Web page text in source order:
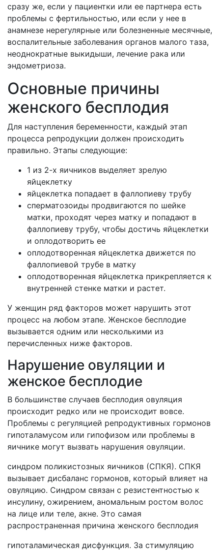
сразу же, если у пациентки или ее партнера есть
проблемы с фертильностью, или если у нее в
анамнезе нерегулярные или болезненные месячные,
воспалительные заболевания органов малого таза,
неоднократные выкидыши, лечение рака или
эндометриоза.
Основные причины
женского бесплодия
Для наступления беременности, каждый этап
процесса репродукции должен происходить
правильно. Этапы следующие:
1 из 2-х яичников выделяет зрелую
яйцеклетку
яйцеклетка попадает в фаллопиеву трубу
сперматозоиды продвигаются по шейке
матки, проходят через матку и попадают в
фаллопиеву трубу, чтобы достичь яйцеклетки
и оплодотворить ее
оплодотворенная яйцеклетка движется по
фаллопиевой трубе в матку
оплодотворенная яйцеклетка прикрепляется к
внутренней стенке матки и растет.
У женщин ряд факторов может нарушить этот
процесс на любом этапе. Женское бесплодие
вызывается одним или несколькими из
перечисленных ниже факторов.
Нарушение овуляции и
женское бесплодие
В большинстве случаев бесплодия овуляция
происходит редко или не происходит вовсе.
Проблемы с регуляцией репродуктивных гормонов
гипоталамусом или гипофизом или проблемы в
яичнике могут вызвать нарушения овуляции.
синдром поликистозных яичников (СПКЯ). СПКЯ
вызывает дисбаланс гормонов, который влияет на
овуляцию. Синдром связан с резистентностью к
инсулину, ожирением, аномальным ростом волос
на лице или теле, акне. Это самая
распространенная причина женского бесплодия
гипоталамическая дисфункция. За стимуляцию